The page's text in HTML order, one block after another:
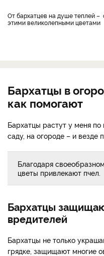
От бархатцев на душе теплей – обязательно украсьте свой участок
этими великолепными цветами
Бархатцы в
как помогают
Бархатцы растут у меня по
саду, на огороде – и везде
Благодаря
цветы привлекают пчел.
Бархатцы
вредителей
Бархатцы не только
грядке, защищают многие